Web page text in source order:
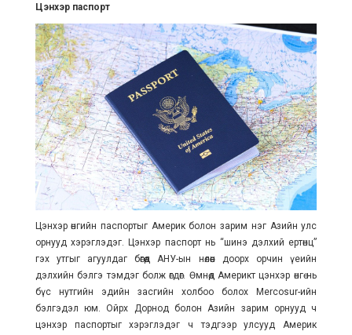
Цэнхэр паспорт
Цэнхэр өнгийн паспортыг Америк болон зарим нэг Азийн улс
орнууд хэрэглэдэг. Цэнхэр паспорт нь “шинэ дэлхий ертөнц”
гэх утгыг агуулдаг бөгөөд АНУ-ын нөлөөн доорх орчин үеийн
дэлхийн бэлгэ тэмдэг болж өгдөг. Өмнөд Америкт цэнхэр өнгө нь
бүс нутгийн эдийн засгийн холбоо болох Mercosur-ийн
бэлгэдэл юм. Ойрх Дорнод болон Азийн зарим орнууд ч
цэнхэр паспортыг хэрэглэдэг ч тэдгээр улсууд Америк